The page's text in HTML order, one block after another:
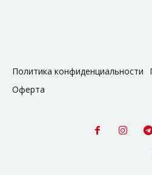
Политика конфиденциальности
Оферта